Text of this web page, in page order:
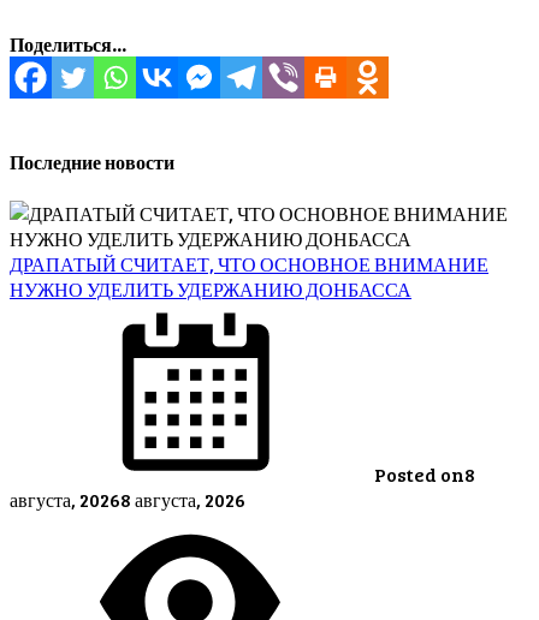
Поделиться...
Последние новости
ДРАПАТЫЙ СЧИТАЕТ, ЧТО ОСНОВНОЕ ВНИМАНИЕ
НУЖНО УДЕЛИТЬ УДЕРЖАНИЮ ДОНБАССА
Posted on8
августа, 20268 августа, 2026